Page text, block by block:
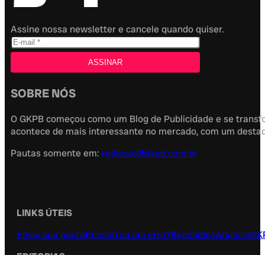
Assine nossa newsletter e cancele quando quiser.
SOBRE NÓS
O GKPB começou como um Blog de Publicidade e se
acontece de mais interessante no mercado, com um
Pautas somente em: redacao@gkpb.com.br
LINKS ÚTEIS
Envie sua pautaEncontrou um erro?RecebidosAnuncie